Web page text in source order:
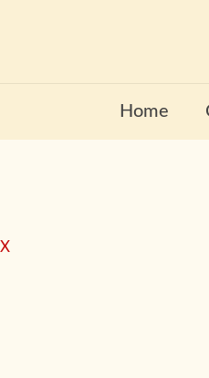
Home
X